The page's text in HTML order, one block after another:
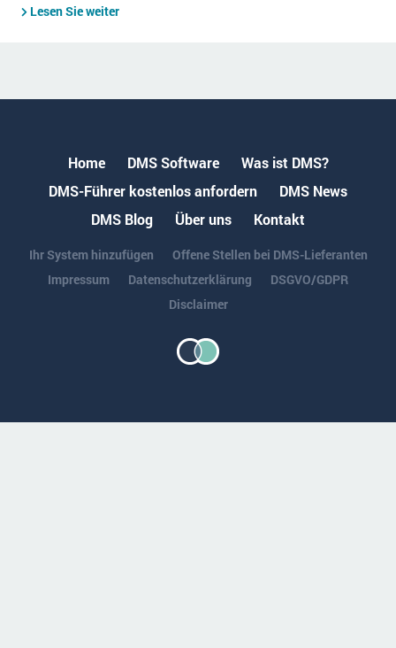
Lesen Sie weiter
Home DMS Software
Was ist DMS?
DMS-Führer kostenlos anfordern
DMS News
DMS Blog
Über uns Kontakt
Ihr System hinzufügen
Offene Stellen bei DMS-Lieferanten
Impressum
Datenschutzerklärung
DSGVO/GDPR
Disclaimer